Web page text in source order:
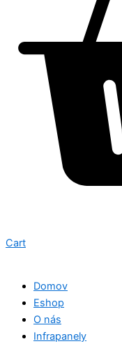
Cart
Domov
Eshop
O nás
Infrapanely